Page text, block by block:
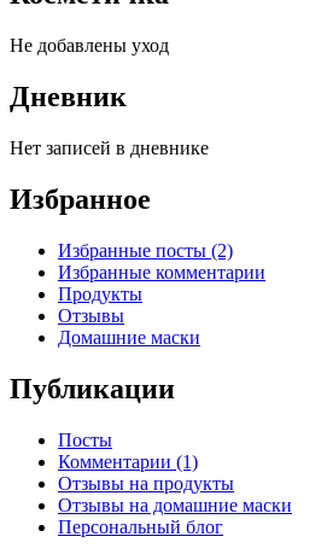
Не добавлены уход
Дневник
Нет записей в дневнике
Избранное
Избранные посты (2)
Избранные комментарии
Продукты
Отзывы
Домашние маски
Публикации
Посты
Комментарии (1)
Отзывы на продукты
Отзывы на домашние маски
Персональный блог